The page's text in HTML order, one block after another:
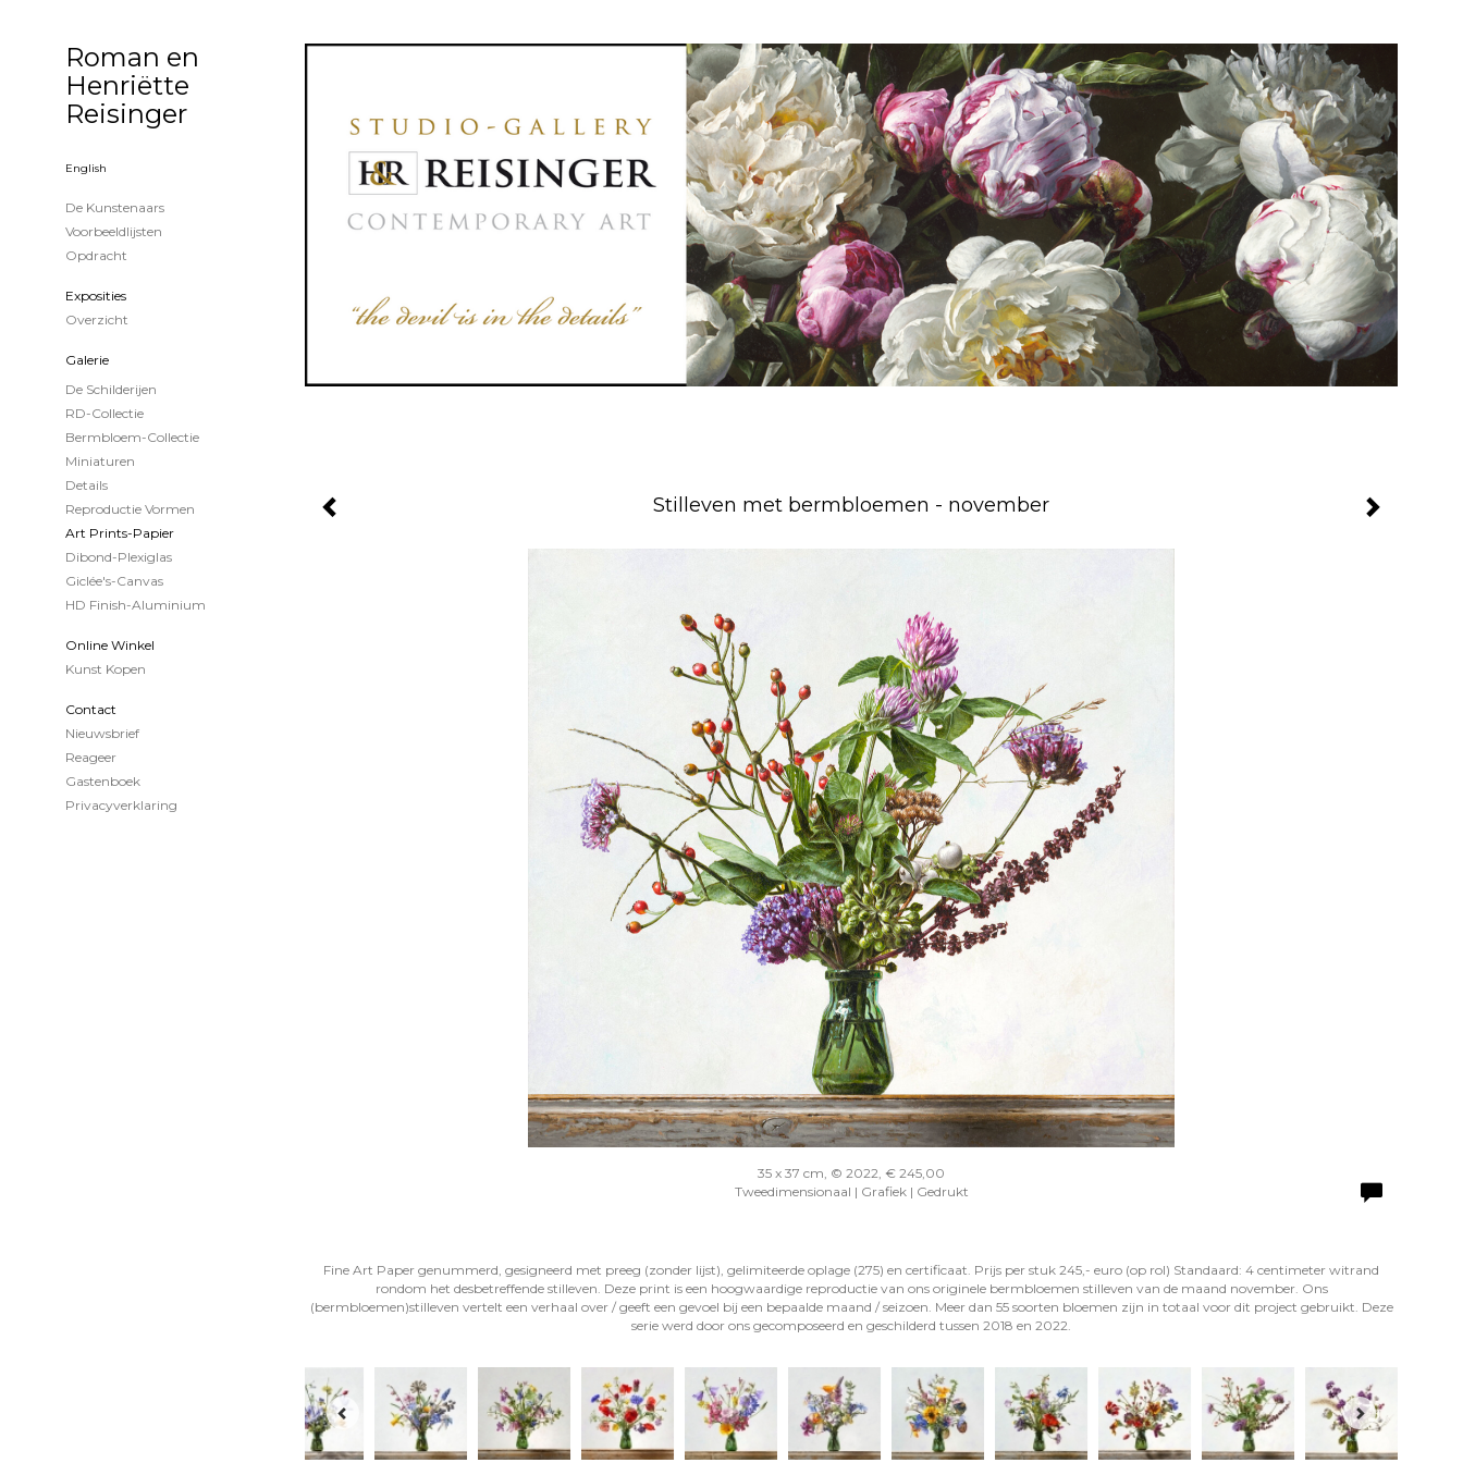
Stilleven met bermbloemen - november
35 x 37 cm, © 2022, € 245,00
Tweedimensionaal | Grafiek | Gedrukt
Fine Art Paper genummerd, gesigneerd met preeg (zonder lijst), gelimiteerde oplage (275) en certificaat. Prijs per stuk 245,- euro (op rol) Standaard: 4 centimeter witrand
rondom het desbetreffende stilleven. Deze print is een hoogwaardige reproductie van ons originele bermbloemen stilleven van de maand november. Ons
(bermbloemen)stilleven vertelt een verhaal over / geeft een gevoel bij een bepaalde maand / seizoen. Meer dan 55 soorten bloemen zijn in totaal voor dit project gebruikt. Deze
serie werd door ons gecomposeerd en geschilderd tussen 2018 en 2022.
Roman en
Henriëtte
Reisinger
English
De Kunstenaars
Voorbeeldlijsten
Opdracht
Exposities
Overzicht
Galerie
De Schilderijen
RD-Collectie
Bermbloem-Collectie
Miniaturen
Details
Reproductie Vormen
Art Prints-Papier
Dibond-Plexiglas
Giclée's-Canvas
HD Finish-Aluminium
Online Winkel
Kunst Kopen
Contact
Nieuwsbrief
Reageer
Gastenboek
Privacyverklaring